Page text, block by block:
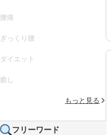
腰痛
ぎっくり腰
ダイエット
癒し
もっと見る
フリーワード